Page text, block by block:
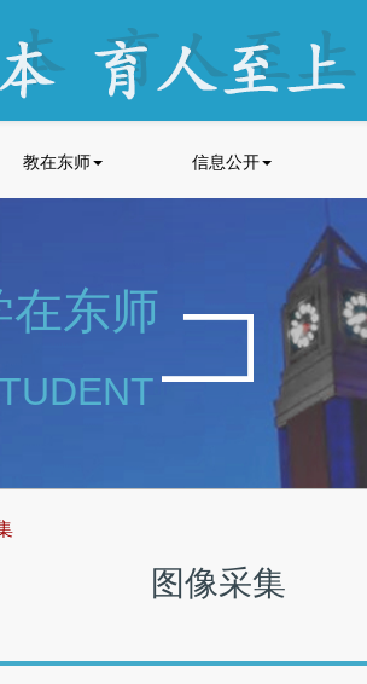
教在东师 信息公开
在东师
图像采集